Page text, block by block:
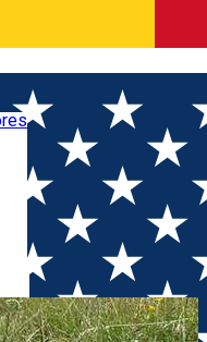
Boutique